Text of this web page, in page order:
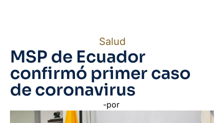
Salud
MSP de Ecuador
confirmó primer caso
de coronavirus
-por